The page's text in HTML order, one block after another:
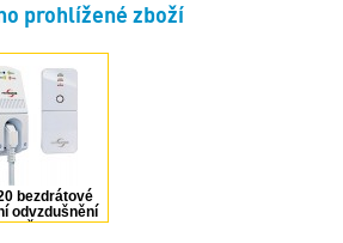
prohlížené zboží
bezdrátové
odvzdušnění
2300 W